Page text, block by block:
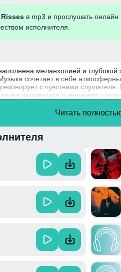
в mp3 и прослушать
исполнителя.
меланхолией и
сочетает в себе
с чувствами
задуматься о значении
в 2019 году и быстро
Читать